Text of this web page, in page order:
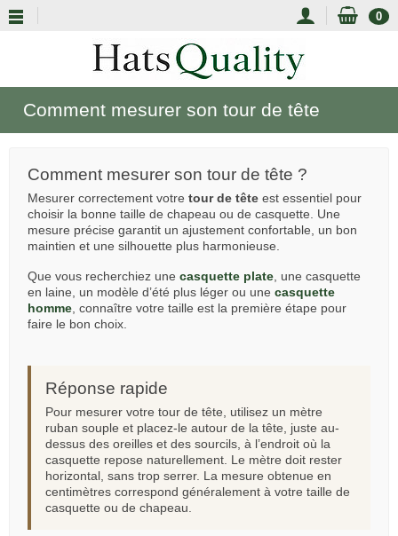
0
Comment mesurer son tour de tête
Comment mesurer son tour de tête ?
Mesurer correctement votre tour de tête est essentiel pour
choisir la bonne taille de chapeau ou de casquette. Une
mesure précise garantit un ajustement confortable, un bon
maintien et une silhouette plus harmonieuse.
Que vous recherchiez une casquette plate , une casquette
en laine, un modèle d’été plus léger ou une casquette
homme , connaître votre taille est la première étape pour
faire le bon choix.
Réponse rapide
Pour mesurer votre tour de tête, utilisez un mètre
ruban souple et placez-le autour de la tête, juste au-
dessus des oreilles et des sourcils, à l’endroit où la
casquette repose naturellement. Le mètre doit rester
horizontal, sans trop serrer. La mesure obtenue en
centimètres correspond généralement à votre taille de
casquette ou de chapeau.